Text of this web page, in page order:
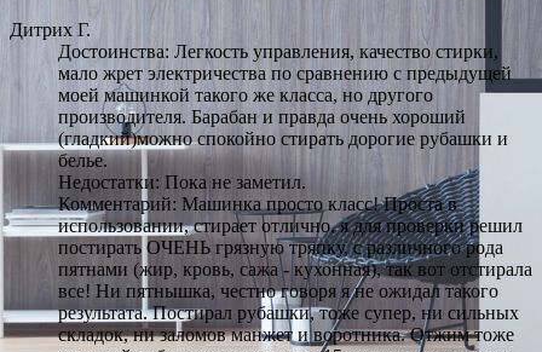
Дитрих Г.
Достоинства: Легкость управления, качество стирки,
мало жрет электричества по сравнению с предыдущей
моей машинкой такого же класса, но другого
производителя. Барабан и правда очень хороший
(гладкий)можно спокойно стирать дорогие рубашки и
белье.
Недостатки: Пока не заметил.
Комментарий: Машинка просто класс! Проста в
использовании, стирает отлично, я для проверки решил
постирать ОЧЕНЬ грязную тряпку, с различного рода
пятнами (жир, кровь, сажа - кухонная), так вот отстирала
все! Ни пятнышка, честно говоря я не ожидал такого
результата. Постирал рубашки, тоже супер, ни сильных
складок, ни заломов манжет и воротника. Отжим тоже